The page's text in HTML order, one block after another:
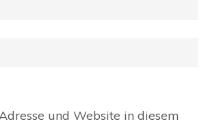
und Website in diesem